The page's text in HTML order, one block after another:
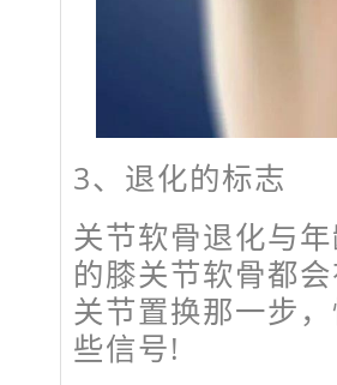
3、退化的标志
关节软骨退化与
的膝关节软骨都
关节置换那一步
些信号!